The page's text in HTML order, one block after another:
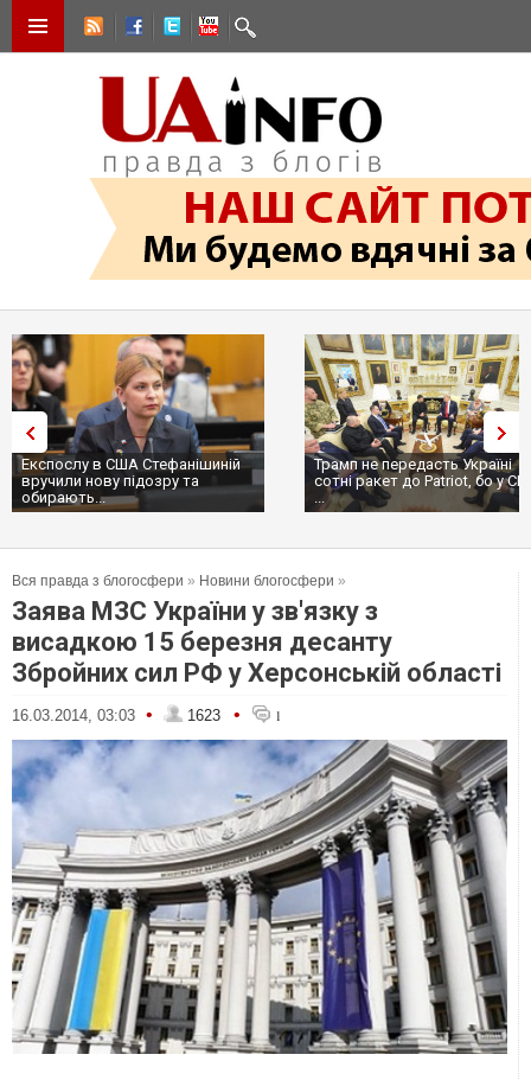
Експослу в США Стефанішиній
вручили нову підозру та
обирають...
Трамп не передасть Україні
сотні ракет до Patriot, бо у
...
Вся правда з блогосфери » Новини блогосфери »
Заява МЗС України у зв'язку з
висадкою 15 березня десанту
Збройних сил РФ у Херсонській області
16.03.2014, 03:03 • 1623 • 1